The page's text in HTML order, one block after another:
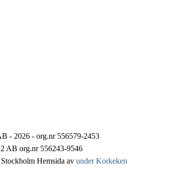
- 2026 - org.nr 556579-2453
AB org.nr 556243-9546
Hemsida av under Korkeken